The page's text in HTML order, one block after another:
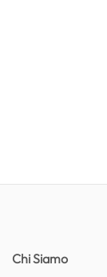
Chi Siamo